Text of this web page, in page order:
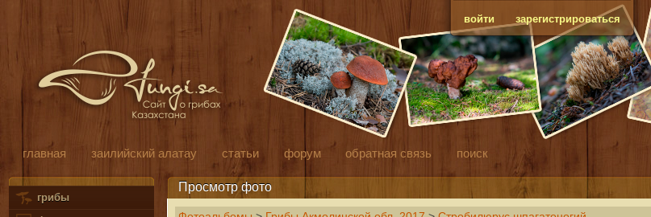
войти зарегистрироваться
главная заилийский алатау статьи форум обратная связь поиск
грибы
Просмотр фото